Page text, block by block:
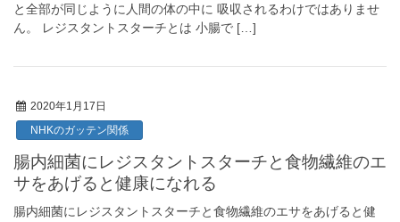
と全部が同じように人間の体の中に 吸収されるわけではありませ
ん。 レジスタントスターチとは 小腸で […]
2020年1月17日
NHKのガッテン関係
腸内細菌にレジスタントスターチと食物繊維のエ
サをあげると健康になれる
腸内細菌にレジスタントスターチと食物繊維のエサをあげると健